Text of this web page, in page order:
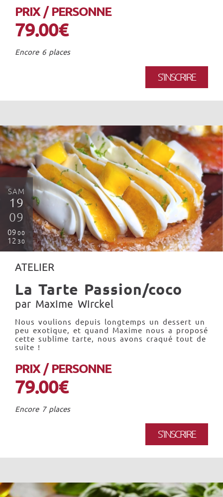
PRIX / PERSONNE
79.00€
Encore 6 places
S'INSCRIRE
SAM
19
09
09 00
12 30
ATELIER
La Tarte Passion/coco
par Maxime Wirckel
Nous voulions depuis longtemps un dessert un
peu exotique, et quand Maxime nous a proposé
cette sublime tarte, nous avons craqué tout de
suite !
PRIX / PERSONNE
79.00€
Encore 7 places
S'INSCRIRE